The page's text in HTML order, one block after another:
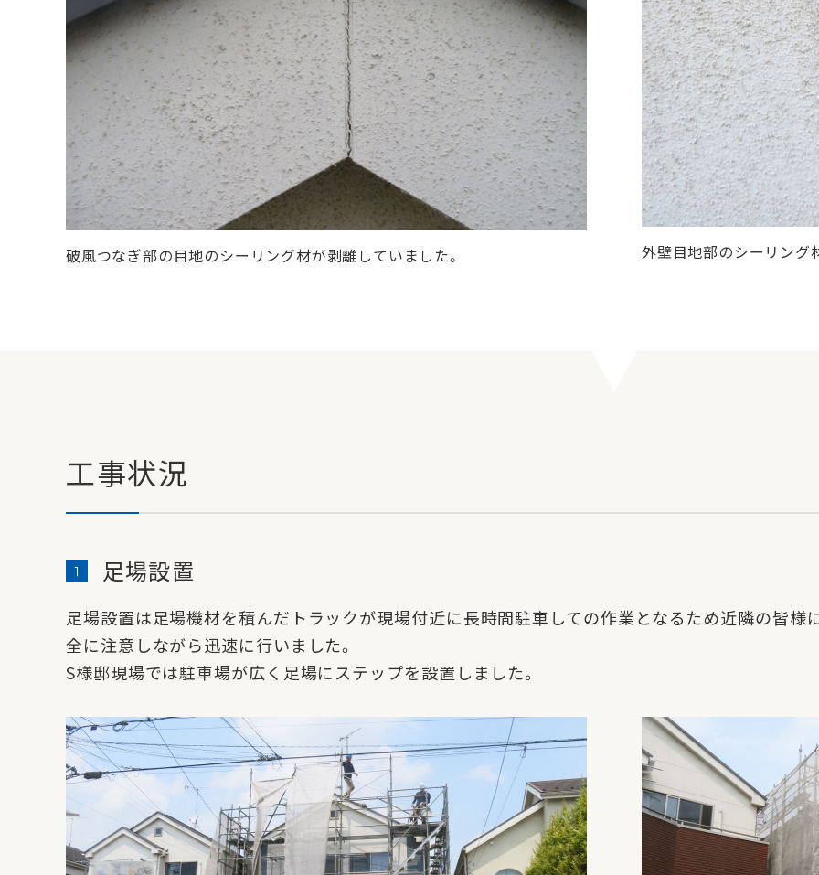
破風つなぎ部の目地のシーリング材が剥離していました。 外壁目地部のシーリング
工事状況
足場設置
足場設置は足場機材を積んだトラックが現場付近に長時間駐車しての作業となるため近隣の皆
全に注意しながら迅速に行いました。
S様邸現場では駐車場が広く足場にステップを設置しました。